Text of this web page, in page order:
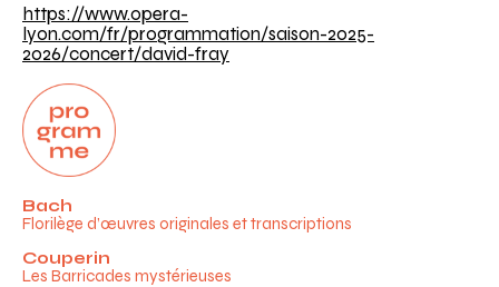
https://www.opera-
lyon.com/fr/programmation/saison-2025-
2026/concert/david-fray
Bach
Florilège d’œuvres originales et transcriptions
Couperin
Les Barricades mystérieuses